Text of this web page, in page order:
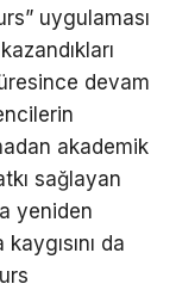
uygulaması
devam
akademik
sağlayan
yeniden
da